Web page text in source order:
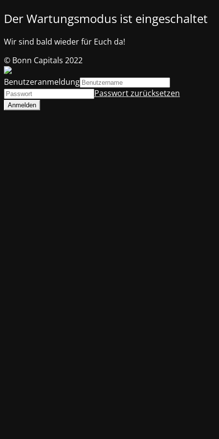
Der Wartungsmodus ist eingeschaltet
Wir sind bald wieder für Euch da!
© Bonn Capitals 2022
Benutzeranmeldung
Passwort zurücksetzen